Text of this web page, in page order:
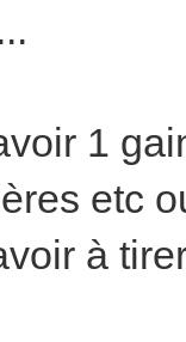
1
etc
à